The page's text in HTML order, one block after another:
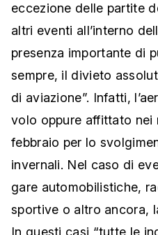
eccezione delle partite
altri eventi all’interno
presenza importante di
sempre, il divieto
di aviazione”. Infatti,
volo oppure affittato nei
febbraio per lo
invernali. Nel caso di
gare automobilistiche,
sportive o altro ancora,